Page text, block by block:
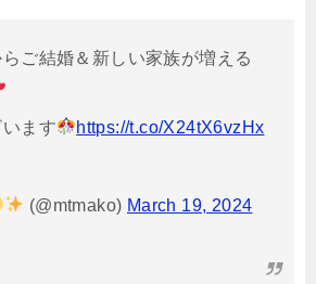
ご結婚＆新しい家族が増える
ます
https://t.co/X24tX6vzHx
(@mtmako) March 19, 2024